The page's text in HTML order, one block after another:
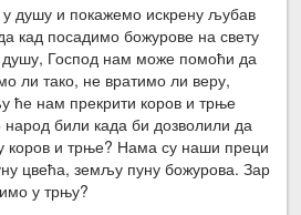
у душу и покажемо искрену љубав
кад посадимо божурове на свету
Господ нам може помоћи да
ли тако, не вратимо ли веру,
ће нам прекрити коров и трње
били када би дозволили да
коров и трње? Нама су наши преци
цвећа, земљу пуну божурова. Зар
у трњу?